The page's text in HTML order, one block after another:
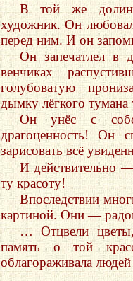
В той же
художник. Он
перед ним. И он
Он запечатлел в
венчиках
голубоватую
дымку лёгкого
Он унёс с
драгоценность! Он
зарисовать всё
И действительно
ту красоту!
Впоследствии
картиной. Они —
… Отцвели
память о той
облагораживала